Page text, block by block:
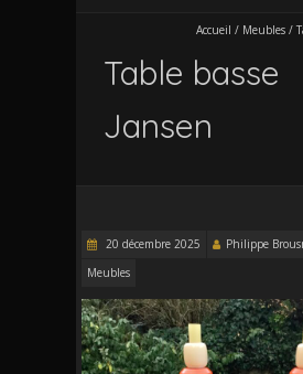
Accueil / Meubles /
Table basse
Jansen
20 décembre 2025
Philippe
Meubles